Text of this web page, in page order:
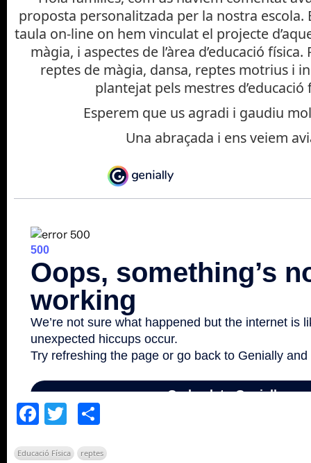
Física,INFANTIL 19/20,P3 19/20,P4 19/20,P5 19/20,
proposta personalitzada per la nostra escola.
taula on-line on hem vinculat el projecte
màgia, i aspectes de l’àrea d’educació
reptes de màgia, dansa, reptes motrius i
plantejat pels mestres d’educació
Esperem que us agradi i gaudiu
Una abraçada i ens veiem
Facebook
Twitter
Educació Física reptes